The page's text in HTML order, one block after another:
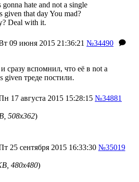
gonna hate and not a single
given that day You mad?
Deal with it.
09 июня 2015 21:36:21 №34490
сразу вспомнил, что её в not a
given треде постили.
17 августа 2015 15:28:15 №34881
508x362)
25 сентября 2015 16:33:30 №35019
480x480)